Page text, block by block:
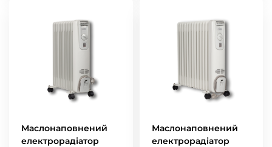
Маслонаповнений
електрорадіатор
Маслонаповнений
електрорадіатор